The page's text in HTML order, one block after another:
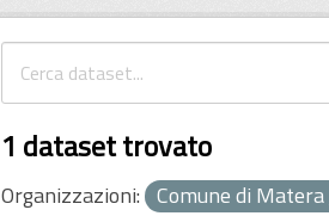
1 dataset trovato
Organizzazioni: Comune di Matera